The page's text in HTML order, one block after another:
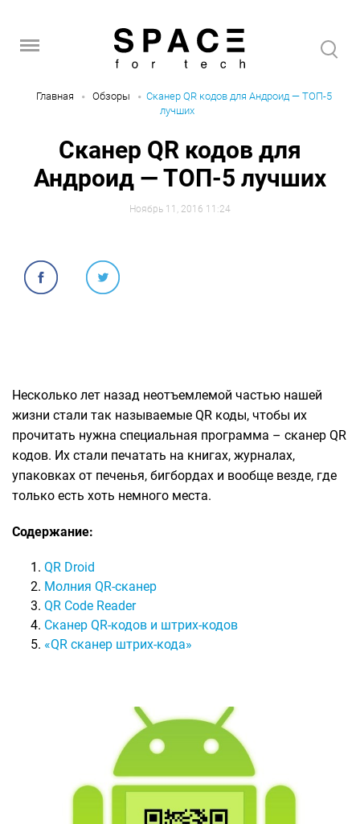
Главная Обзоры
Сканер QR кодов для Андроид — ТОП-5
лучших
Сканер QR кодов для
Андроид — ТОП-5 лучших
Ноябрь 11, 2016 11:24
Несколько лет назад неотъемлемой частью нашей
жизни стали так называемые QR коды, чтобы их
прочитать нужна специальная программа – сканер QR
кодов. Их стали печатать на книгах, журналах,
упаковках от печенья, бигбордах и вообще везде, где
только есть хоть немного места.
Содержание:
QR Droid
Молния QR-сканер
QR Code Reader
Сканер QR-кодов и штрих-кодов
«QR сканер штрих-кода»